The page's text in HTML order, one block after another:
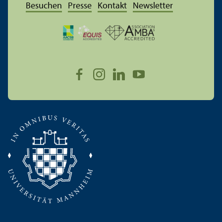
Besuchen Presse Kontakt Newsletter